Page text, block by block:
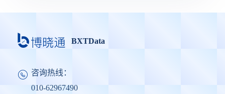
BXTData
咨询热线：
010-62967490